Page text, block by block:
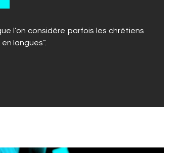
l’on considère parfois les chrétiens
langues”.